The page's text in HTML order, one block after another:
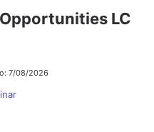
LC
7/08/2026